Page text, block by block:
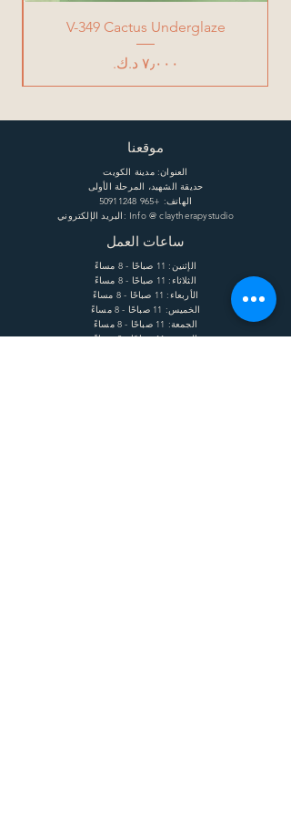
V-349 Cactus Underglaze
السعر
موقعنا
العنوان: مدينة الكويت
حديقة الشهيد، المرحلة الأولى
الهاتف: +965 50911248
البريد الإلكتروني: Info @ claytherapystudio
ساعات العمل
الإثنين: 11 صباحًا - 8 مساءً
الثلاثاء: 11 صباحًا - 8 مساءً
الأربعاء: 11 صباحًا - 8 مساءً
الخميس: 11 صباحًا - 8 مساءً
الجمعة: 11 صباحًا - 8 مساءً
السبت: 11 صباحًا - 8 مساءً